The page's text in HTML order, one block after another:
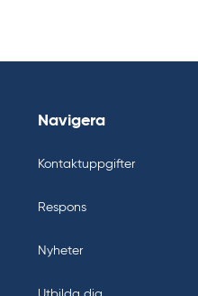
Navigera
Kontaktuppgifter
Respons
Nyheter